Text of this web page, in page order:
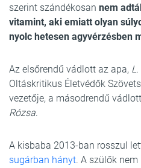
szerint szándékosan nem
vitamint, aki emiatt olyan
nyolc hetesen agyvérzésben
Az elsőrendű vádlott az apa,
Oltáskritikus Életvédők
vezetője, a másodrendű
Rózsa.
A kisbaba 2013-ban rosszul
sugárban hányt. A szülők